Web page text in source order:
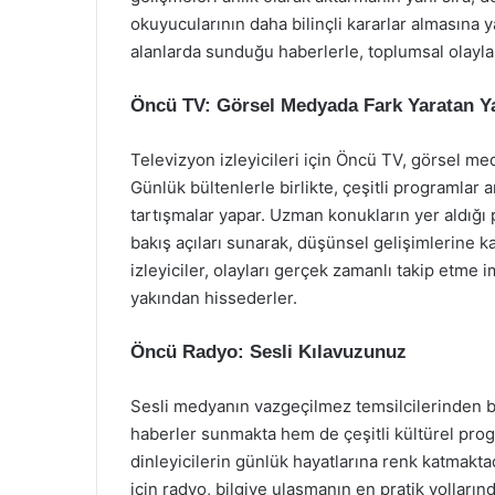
okuyucularının daha bilinçli kararlar
alanlarda sunduğu haberlerle, toplumsal
Öncü TV: Görsel Medyada Fark Yaratan
Televizyon izleyicileri için Öncü TV, görsel
Günlük bültenlerle birlikte, çeşitli programlar
tartışmalar yapar. Uzman konukların yer
bakış açıları sunarak, düşünsel gelişimlerine
izleyiciler, olayları gerçek zamanlı takip
yakından hissederler.
Öncü Radyo: Sesli Kılavuzunuz
Sesli medyanın vazgeçilmez
haberler sunmakta hem de çeşitli kültürel
dinleyicilerin günlük hayatlarına renk
için radyo, bilgiye ulaşmanın en pratik